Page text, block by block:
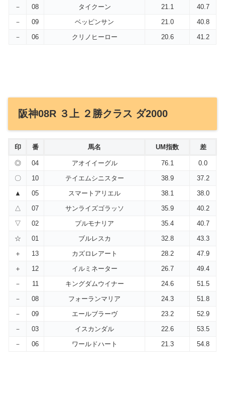
－
08 タイクーン 21.1
40.7
－
09 ベッピンサン 21.0
40.8
－
06 クリノヒーロー 20.6 41.2
阪神08R ３上 ２勝クラス ダ2000
印 番 馬名 UM指数 差
◎ 04 アオイイーグル 76.1
0.0
〇
10 テイエムシニスター 38.9
37.2
▲
05 スマートアリエル 38.1
38.0
△
07 サンライズゴラッソ 35.9
40.2
▽
02 プルモナリア 35.4
40.7
☆
01 ブルレスカ 32.8
43.3
＋
13 カズロレアート 28.2
47.9
＋
12 イルミネーター 26.7
49.4
－
11 キングダムウイナー 24.6
51.5
－
08 フォーランマリア 24.3
51.8
－
09 エールブラーヴ 23.2
52.9
－
03 イスカンダル 22.6
53.5
－
06 ワールドハート 21.3 54.8